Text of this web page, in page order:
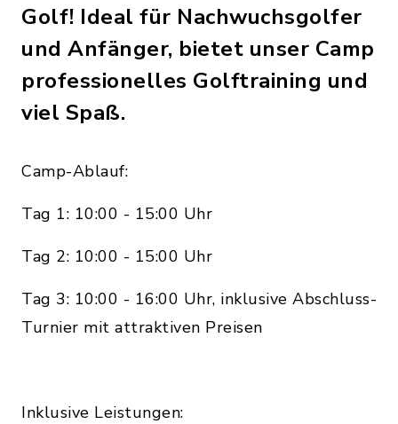
Golf! Ideal für Nachwuchsgolfer
und Anfänger, bietet unser Camp
professionelles Golftraining und
viel Spaß.
Camp-Ablauf:
Tag 1: 10:00 - 15:00 Uhr
Tag 2: 10:00 - 15:00 Uhr
Tag 3: 10:00 - 16:00 Uhr, inklusive Abschluss-
Turnier mit attraktiven Preisen
Inklusive Leistungen: